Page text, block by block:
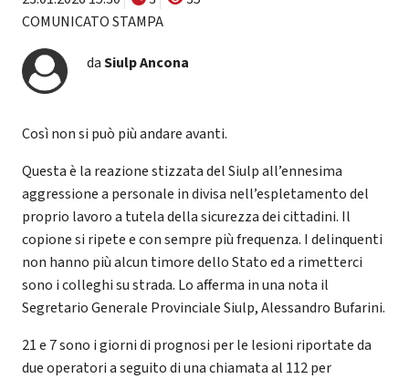
COMUNICATO STAMPA
daSiulp Ancona
Così non si può più andare avanti.
Questa è la reazione stizzata del Siulp all’ennesima
aggressione a personale in divisa nell’espletamento del
proprio lavoro a tutela della sicurezza dei cittadini. Il
copione si ripete e con sempre più frequenza. I delinquenti
non hanno più alcun timore dello Stato ed a rimetterci
sono i colleghi su strada. Lo afferma in una nota il
Segretario Generale Provinciale Siulp, Alessandro Bufarini.
21 e 7 sono i giorni di prognosi per le lesioni riportate da
due operatori a seguito di una chiamata al 112 per